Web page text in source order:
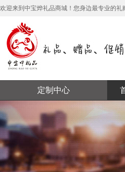
欢迎来到中宝烨礼品商城！您身边最专业的礼
定制中心